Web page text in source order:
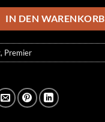
€269.00 €.
IN DEN WARENKORB
, Premier